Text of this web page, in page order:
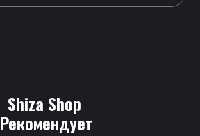
Shiza Shop
Рекомендует